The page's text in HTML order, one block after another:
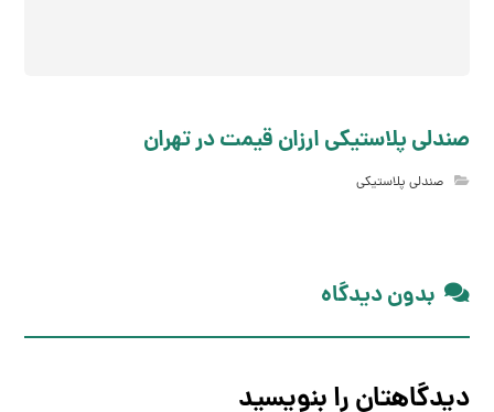
صندلی پلاستیکی ارزان قیمت در تهران
صندلی پلاستیکی
بدون دیدگاه
دیدگاهتان را بنویسید